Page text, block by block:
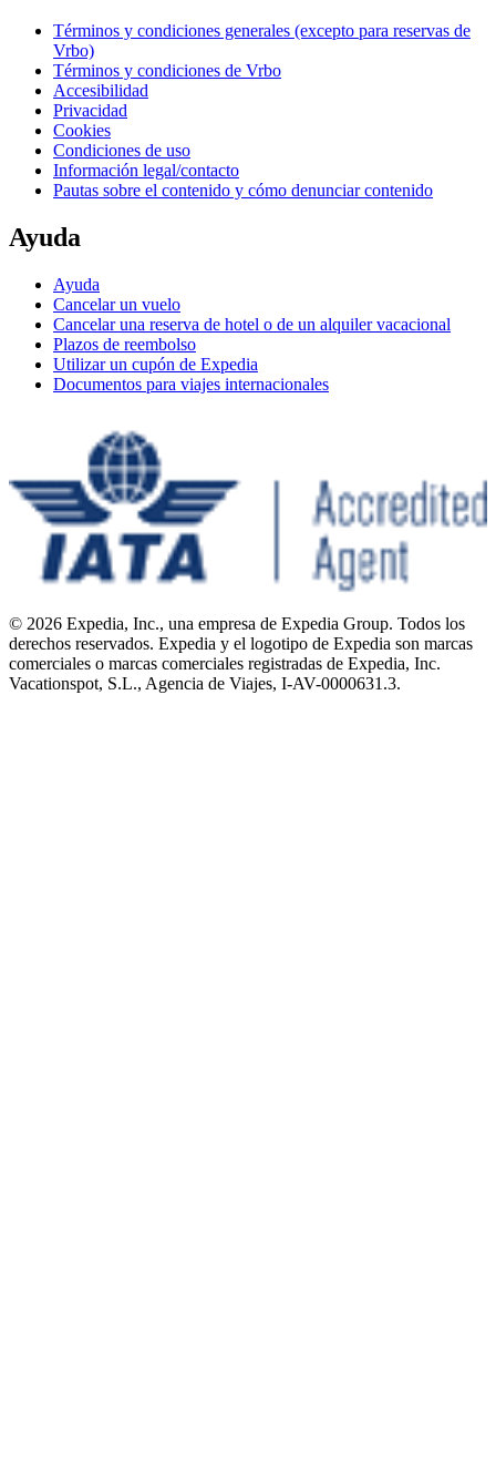
Términos y condiciones generales (excepto para reservas de
Vrbo)
Términos y condiciones de Vrbo
Accesibilidad
Privacidad
Cookies
Condiciones de uso
Información legal/contacto
Pautas sobre el contenido y cómo denunciar contenido
Ayuda
Ayuda
Cancelar un vuelo
Cancelar una reserva de hotel o de un alquiler vacacional
Plazos de reembolso
Utilizar un cupón de Expedia
Documentos para viajes internacionales
© 2026 Expedia, Inc., una empresa de Expedia Group. Todos los
derechos reservados. Expedia y el logotipo de Expedia son marcas
comerciales o marcas comerciales registradas de Expedia, Inc.
Vacationspot, S.L., Agencia de Viajes, I-AV-0000631.3.